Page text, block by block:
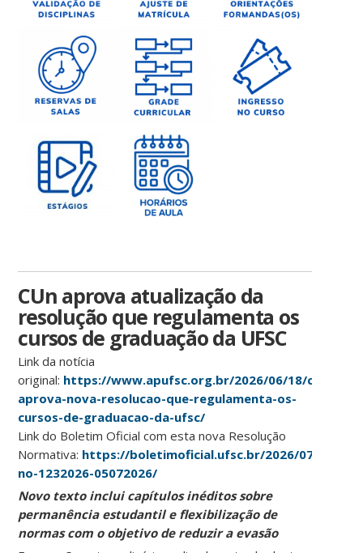
CUn aprova atualização da
resolução que regulamenta os
cursos de graduação da UFSC
Link da notícia
original: https://www.apufsc.org.br/2026/06/18/cun-
aprova-nova-resolucao-que-regulamenta-os-
cursos-de-graduacao-da-ufsc/
Link do Boletim Oficial com esta nova Resolução
Normativa: https://boletimoficial.ufsc.br/2026/07/05/
no-1232026-05072026/
Novo texto inclui capítulos inéditos sobre
permanência estudantil e flexibilização de
normas com o objetivo de reduzir a evasão